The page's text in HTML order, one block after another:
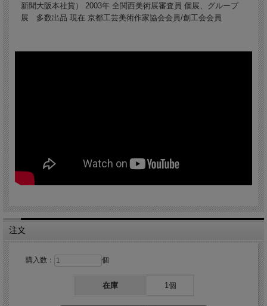
新聞大阪本社賞） 2003年 全関西美術展審査員 個展、グループ
展 多数出品 現在 京都工芸美術作家協会会員/創工会会員
注文
購入数： 個
在庫 1個